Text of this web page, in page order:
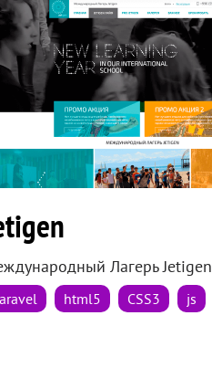
Лагерь Jetigen
html5 CSS3 js